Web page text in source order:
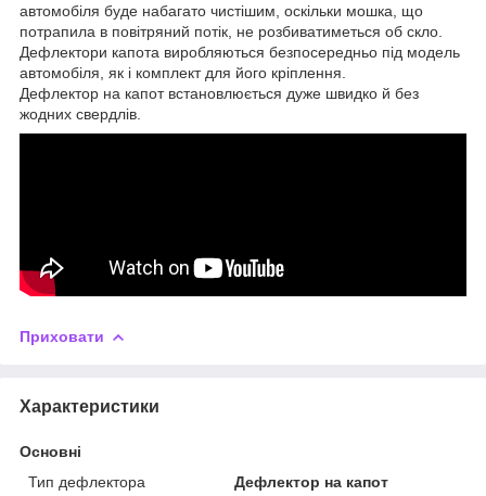
автомобіля буде набагато чистішим, оскільки мошка, що
потрапила в повітряний потік, не розбиватиметься об скло.
Дефлектори капота виробляються безпосередньо під модель
автомобіля, як і комплект для його кріплення.
Дефлектор на капот встановлюється дуже швидко й без
жодних свердлів.
Приховати
Характеристики
Основні
Тип дефлектора
Дефлектор на капот